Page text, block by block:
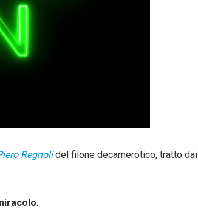
Regnolidel filone decamerotico, tratto dai
.